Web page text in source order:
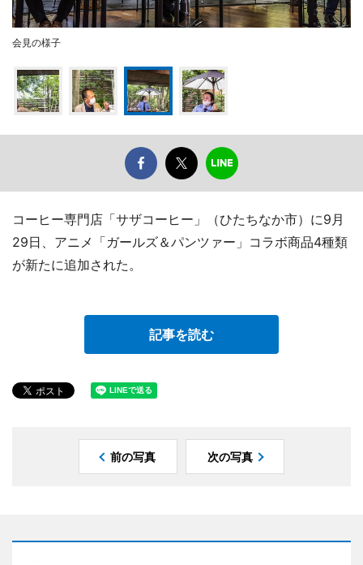
会見の様子
コーヒー専門店「サザコーヒー」（ひたちなか市）に9月
29日、アニメ「ガールズ＆パンツァー」コラボ商品4種類
が新たに追加された。
記事を読む
前の写真 次の写真